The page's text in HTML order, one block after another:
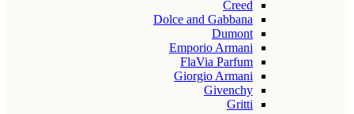
Creed
Dolce and Gabbana
Dumont
Emporio Armani
FlaVia Parfum
Giorgio Armani
Givenchy
Gritti